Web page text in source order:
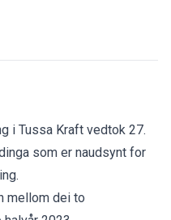
i Tussa Kraft vedtok 27.
som er naudsynt for
mellom dei to